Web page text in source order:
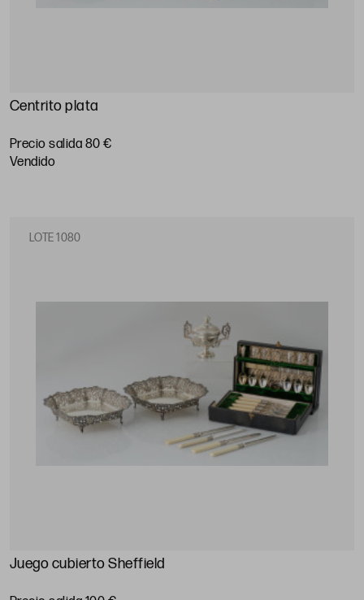
Centrito plata
Precio salida 80 €
vendido
LOTE 1080
Juego cubierto Sheffield